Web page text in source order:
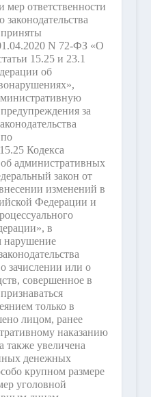
мер ответственности
N 72-ФЗ «О
15.25 и 23.1
об
за
Кодекса
административных
закон от
изменений в
Федерации и
в
нарушение
зачислении или о
совершенное в
только в
лицом, ранее
наказанию
также увеличена
денежных
крупном размере
уголовной